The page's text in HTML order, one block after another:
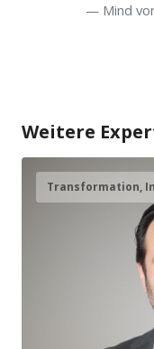
Mind
Weitere
Transformation,